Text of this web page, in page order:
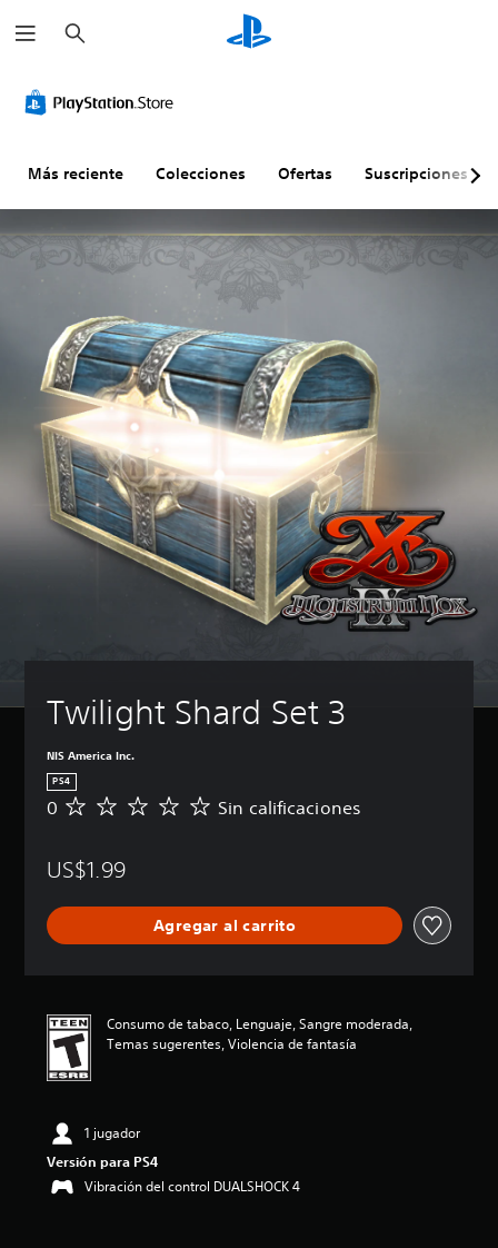
u
s
r
Más reciente Colecciones Ofertas Suscripciones
Twilight Shard Set 3
NIS America Inc.
PS4
S
c
i
c
o
0 Sin calificaciones
US$1.99
Agregar al carrito
Consumo de tabaco, Lenguaje, Sangre moderada,
Temas sugerentes, Violencia de fantasía
1 jugador
Versión para PS4
Vibración del control DUALSHOCK 4